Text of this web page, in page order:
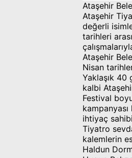
Ataşehir
Ataşehir
değerli
tarihleri
Ataşehir
Nisan
Yaklaşık
kalbi
Festival
ihtiyaç
Tiyatro
kalemlerin
Haldun